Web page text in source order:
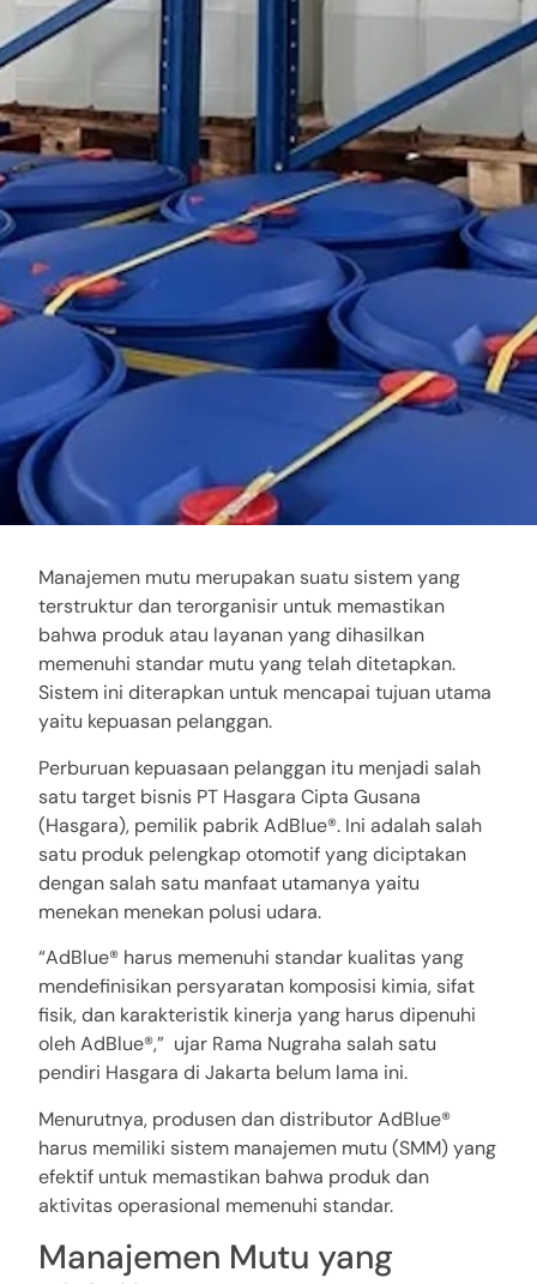
Manajemen mutu merupakan suatu sistem yang
terstruktur dan terorganisir untuk memastikan
bahwa produk atau layanan yang dihasilkan
memenuhi standar mutu yang telah ditetapkan.
Sistem ini diterapkan untuk mencapai tujuan utama
yaitu kepuasan pelanggan.
Perburuan kepuasaan pelanggan itu menjadi salah
satu target bisnis PT Hasgara Cipta Gusana
(Hasgara), pemilik pabrik AdBlue®. Ini adalah salah
satu produk pelengkap otomotif yang diciptakan
dengan salah satu manfaat utamanya yaitu
menekan menekan polusi udara.
“AdBlue® harus memenuhi standar kualitas yang
mendefinisikan persyaratan komposisi kimia, sifat
fisik, dan karakteristik kinerja yang harus dipenuhi
oleh AdBlue®,” ujar Rama Nugraha salah satu
pendiri Hasgara di Jakarta belum lama ini.
Menurutnya, produsen dan distributor AdBlue®
harus memiliki sistem manajemen mutu (SMM) yang
efektif untuk memastikan bahwa produk dan
aktivitas operasional memenuhi standar.
Manajemen Mutu yang